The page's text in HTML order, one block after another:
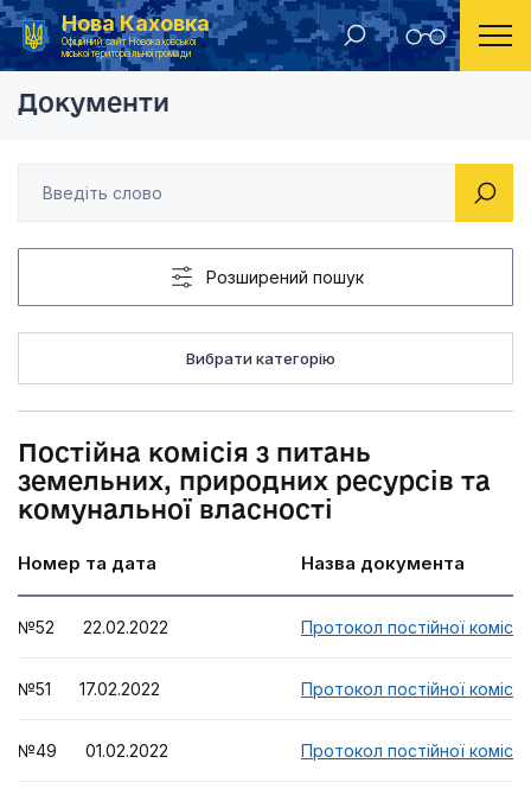
Нова Каховка
Офіційний сайт Новокаховської
міської територіальної громади
Головна Постійна комісія з питань
Документи
Розширений пошук
Вибрати категорію
Постійна комісія з питань
земельних, природних ресурсів та
комунальної власності
Номер та дата Назва документа
№52 22.02.2022 Протокол постійної комісії
№51 17.02.2022 Протокол постійної комісії
№49 01.02.2022 Протокол постійної комісії